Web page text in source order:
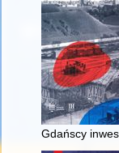
Gdańscy